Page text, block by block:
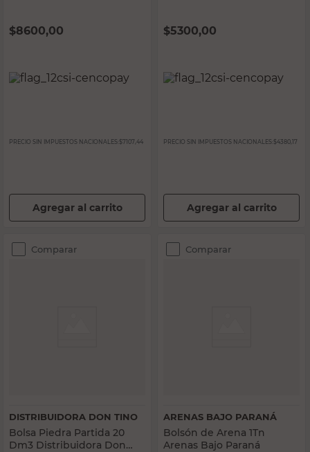
$8600,00
PRECIO SIN IMPUESTOS NACIONALES: $7107,44
Agregar al carrito
$5300,00
PRECIO SIN IMPUESTOS NACIONALES: $4380,17
Agregar al carrito
Comparar
DISTRIBUIDORA DON TINO
Bolsa Piedra Partida 20
Dm3 Distribuidora Don
Comparar
ARENAS BAJO PARANÁ
Bolsón de Arena 1Tn
Arenas Bajo Paraná